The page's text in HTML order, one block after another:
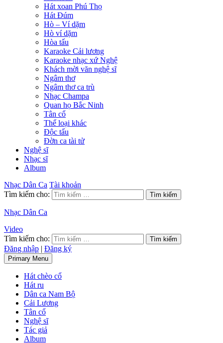
Hát xoan Phú Thọ
Hát Đúm
Hò – Ví dặm
Hò ví dặm
Hòa tấu
Karaoke Cải lương
Karaoke nhạc xứ Nghệ
Khách mời văn nghệ sĩ
Ngâm thơ
Ngâm thơ ca trù
Nhạc Champa
Quan họ Bắc Ninh
Tân cổ
Thể loại khác
Độc tấu
Đờn ca tài tử
Nghệ sĩ
Nhạc sĩ
Album
Nhạc Dân Ca Tài khoản
Tìm kiếm cho:
Nhạc Dân Ca
Video
Tìm kiếm cho:
Đăng nhập | Đăng ký
Primary Menu
Hát chèo cổ
Hát ru
Dân ca Nam Bộ
Cải Lương
Tân cổ
Nghệ sĩ
Tác giả
Album